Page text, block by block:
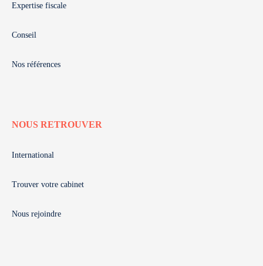
Expertise fiscale
Conseil
Nos références
NOUS RETROUVER
International
Trouver votre cabinet
Nous rejoindre